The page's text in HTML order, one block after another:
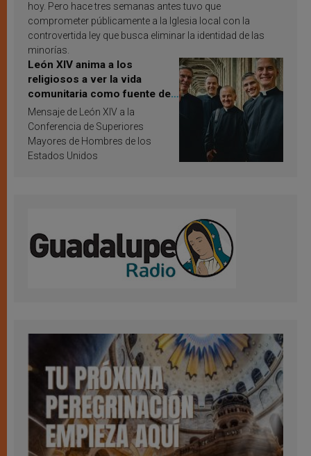
hoy. Pero hace tres semanas antes tuvo que
comprometer públicamente a la Iglesia local con la
controvertida ley que busca eliminar la identidad de las
minorías.
León XIV anima a los
religiosos a ver la vida
comunitaria como fuente de
inspiración y santificación
Mensaje de León XIV a la
Conferencia de Superiores
Mayores de Hombres de los
Estados Unidos